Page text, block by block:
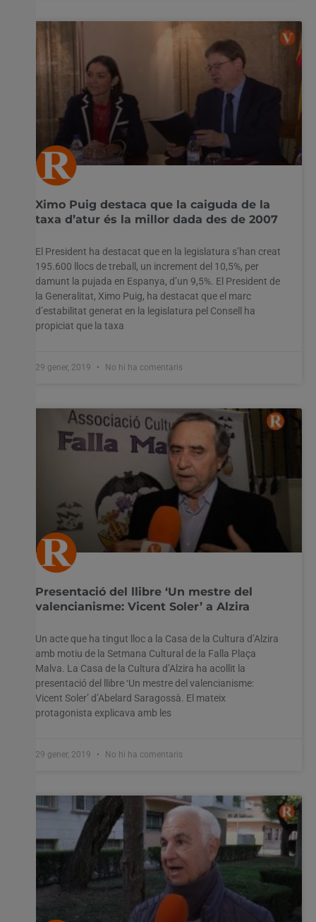
Ximo Puig destaca que la caiguda de la
taxa d’atur és la millor dada des de 2007
El President ha destacat que en la legislatura s’han creat
195.600 llocs de treball, un increment del 10,5%, per
damunt la pujada en Espanya, d’un 9,5%. El President de
la Generalitat, Ximo Puig, ha destacat que el marc
d’estabilitat generat en la legislatura pel Consell ha
propiciat que la taxa
29 gener, 2019 No hi ha comentaris
Presentació del llibre ‘Un mestre del
valencianisme: Vicent Soler’ a Alzira
Un acte que ha tingut lloc a la Casa de la Cultura d’Alzira
amb motiu de la Setmana Cultural de la Falla Plaça
Malva. La Casa de la Cultura d’Alzira ha acollit la
presentació del llibre ‘Un mestre del valencianisme:
Vicent Soler’ d’Abelard Saragossà. El mateix
protagonista explicava amb les
29 gener, 2019 No hi ha comentaris